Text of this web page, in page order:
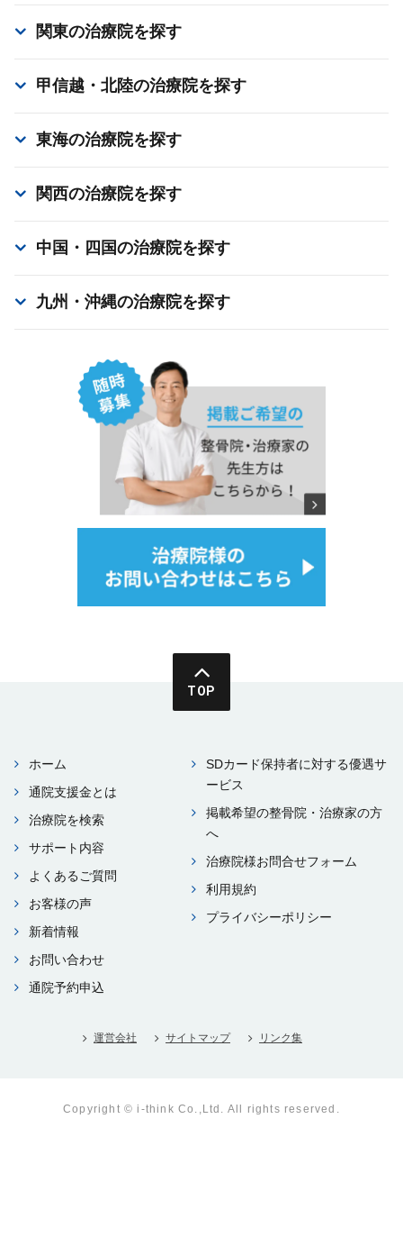
関東の治療院を探す
甲信越・北陸の治療院を探す
東海の治療院を探す
関西の治療院を探す
中国・四国の治療院を探す
九州・沖縄の治療院を探す
TOP
ホーム
通院⽀援⾦とは
治療院を検索
サポート内容
よくあるご質問
お客様の声
新着情報
お問い合わせ
通院予約申込
SDカード保持者に対する優遇サ
ービス
掲載希望の整⾻院・治療家の⽅
へ
治療院様お問合せフォーム
利⽤規約
プライバシーポリシー
運営会社 サイトマップ リンク集
Copyright © i-think Co.,Ltd. All rights reserved.